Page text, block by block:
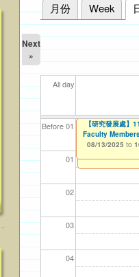
主要索引標籤
月份 Week
Next
»
All day
Before 01
01
02
03
04
【資網處】
整合系統～表單
03/27/2013 to
我愛銘傳我愛養
校區)
09/02/2019 to
【財務處】工讀
11/12/2021to
07/31/2027
【財
11/
114
04/
114
02/
114
03/
2025『發現銘
08/08/2025to
【研究發展處
Faculty
08/13/2025 to